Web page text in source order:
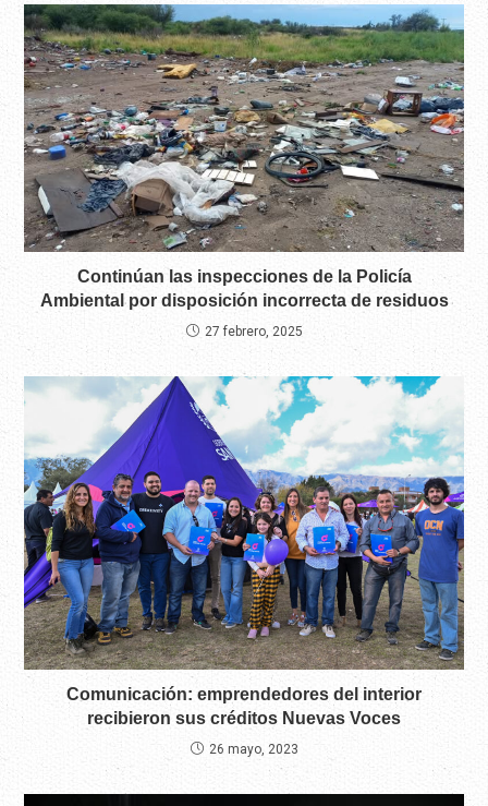
Continúan las inspecciones de la Policía
Ambiental por disposición incorrecta de residuos
27 febrero, 2025
Comunicación: emprendedores del interior
recibieron sus créditos Nuevas Voces
26 mayo, 2023